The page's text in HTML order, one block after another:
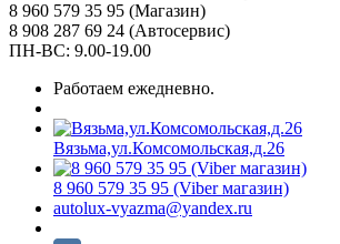
8 960 579 35 95 (Магазин)
8 908 287 69 24 (Автосервис)
ПН-ВС: 9.00-19.00
Работаем ежедневно.
Вязьма,ул.Комсомольская,д.26
8 960 579 35 95 (Viber магазин)
autolux-vyazma@yandex.ru